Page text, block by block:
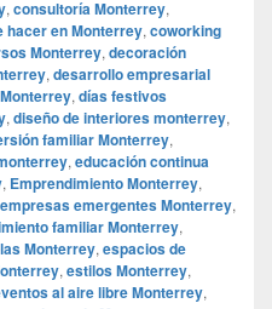
, consultoría Monterrey,
hacer en Monterrey, coworking
Monterrey, decoración
, desarrollo empresarial
, días festivos
, diseño de interiores monterrey,
familiar Monterrey,
, educación continua
, Emprendimiento Monterrey,
empresas emergentes Monterrey,
familiar Monterrey,
Monterrey, espacios de
, estilos Monterrey,
al aire libre Monterrey,